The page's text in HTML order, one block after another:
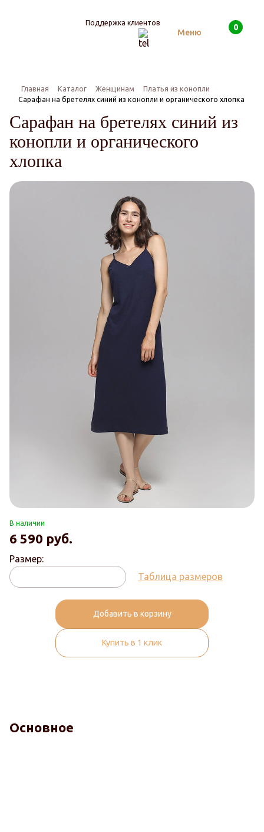
Поддержка клиентов
Меню
Поиск 0
Главная Каталог Женщинам
Платья из конопли
Сарафан на бретелях синий из конопли и органического хлопка
Сарафан на бретелях синий из
конопли и органического
хлопка
В наличии
6 590 руб.
Размер:
Таблица размеров
Добавить в корзину
Купить в 1 клик
Основное